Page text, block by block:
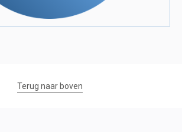
Terug naar boven